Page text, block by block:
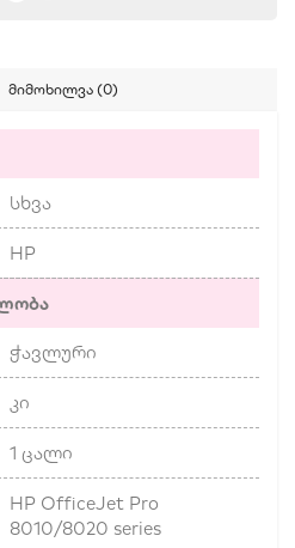
Მიმოხილვა (0)
სხვა
HP
ჭავლური
კი
1 ცალი
HP OfficeJet Pro
8010/8020 series